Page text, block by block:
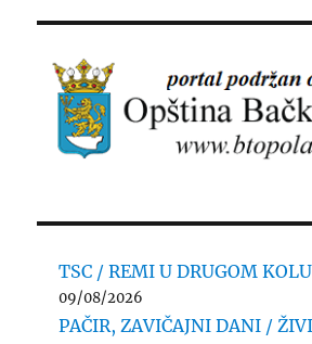
TSC / REMI U DRUGOM KOLU
09/08/2026
PAČIR, ZAVIČAJNI DANI /